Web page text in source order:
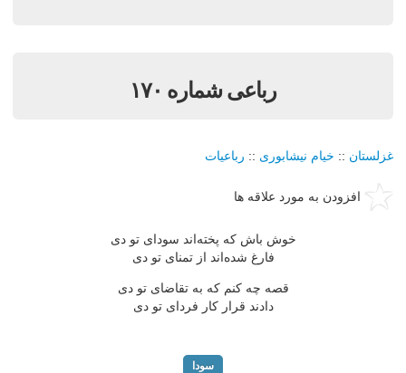
رباعی شماره ۱۷۰
غزلستان :: خیام نیشابوری :: رباعیات
افزودن به مورد علاقه ها
خوش باش که پخته‌اند سودای تو دی
فارغ شده‌اند از تمنای تو دی
قصه چه کنم که به تقاضای تو دی
دادند قرار کار فردای تو دی
سودا